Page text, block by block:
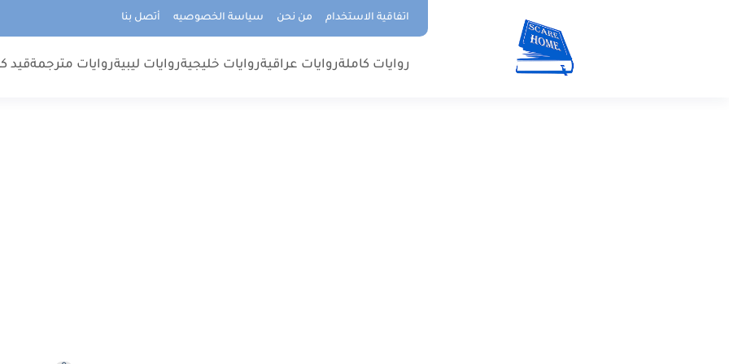
اتفاقية الاستخدام من نحن سياسة الخصوصيه أتصل بنا
روايات كاملةروايات عراقيةروايات خليجيةروايات ليبيةروايات مترجمةقيد